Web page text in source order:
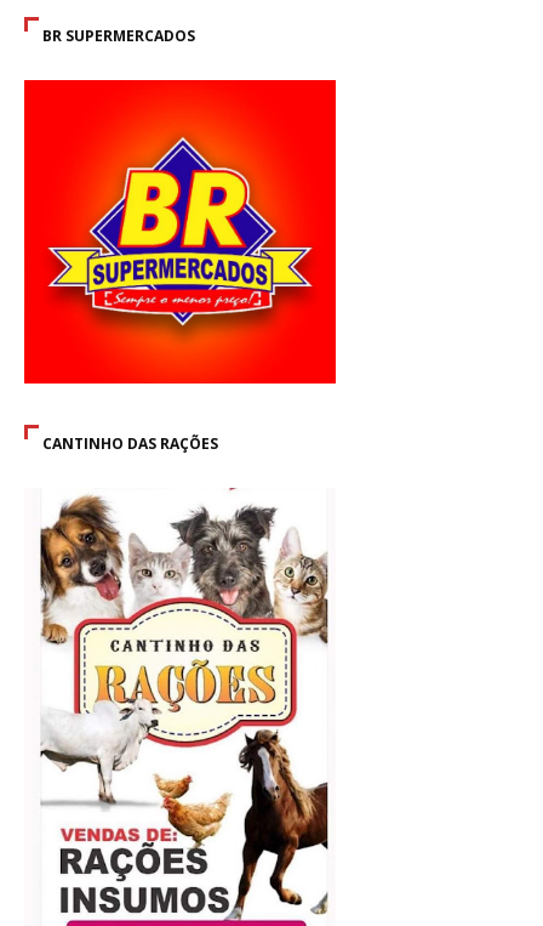
BR SUPERMERCADOS
CANTINHO DAS RAÇÕES